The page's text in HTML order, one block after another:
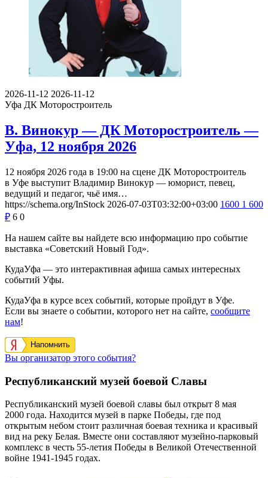
2026-11-12 2026-11-12
Уфа ДК Моторостроитель
В. Винокур — ДК Моторостроитель —
Уфа, 12 ноября 2026
12 ноября 2026 года в 19:00 на сцене ДК Моторостроитель
в Уфе выступит Владимир Винокур — юморист, певец,
ведущий и педагог, чьё имя…
https://schema.org/InStock 2026-07-03T03:32:00+03:00 1600 1 600
₽ 6 0
На нашем сайте вы найдете всю информацию про событие
выставка «Советский Новый Год».
КудаУфа — это интерактивная афиша самых интересных
событий Уфы.
КудаУфа в курсе всех событий, которые пройдут в Уфе.
Если вы знаете о событии, которого нет на сайте, сообщите
нам!
Напомнить
Вы организатор этого события?
Республиканский музей боевой Славы
Республиканский музей боевой славы был открыт 8 мая
2000 года. Находится музей в парке Победы, где под
открытым небом стоит различная боевая техника и красивый
вид на реку Белая. Вместе они составляют музейно-парковый
комплекс в честь 55-летия Победы в Великой Отечественной
войне 1941-1945 годах.